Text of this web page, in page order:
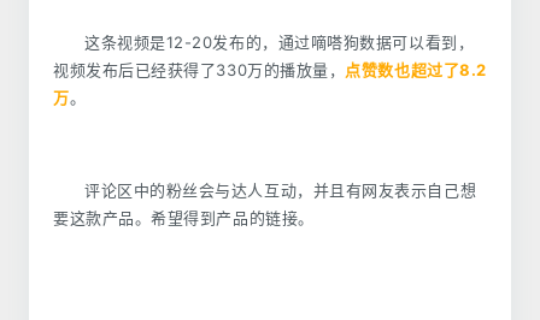
这条视频是12-20发布的，通过嘀嗒狗数据可以看到，
视频发布后已经获得了330万的播放量，
点赞数也超过了8.2
万。
评论区中的粉丝会与达人互动，并且有网友表示自己想
要这款产品。希望得到产品的链接。